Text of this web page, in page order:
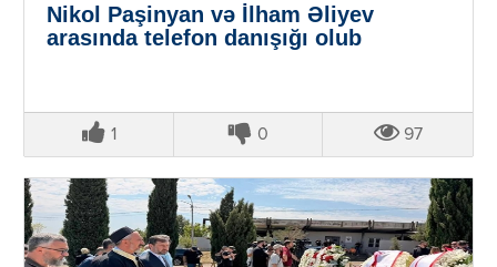
Nikol Paşinyan və İlham Əliyev
arasında telefon danışığı olub
1 0 97